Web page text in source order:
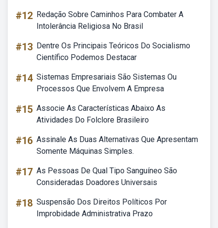
#12 Redação Sobre Caminhos Para Combater A
Intolerância Religiosa No Brasil
#13 Dentre Os Principais Teóricos Do Socialismo
Científico Podemos Destacar
#14 Sistemas Empresariais São Sistemas Ou
Processos Que Envolvem A Empresa
#15 Associe As Características Abaixo As
Atividades Do Folclore Brasileiro
#16 Assinale As Duas Alternativas Que Apresentam
Somente Máquinas Simples.
#17 As Pessoas De Qual Tipo Sanguíneo São
Consideradas Doadores Universais
#18 Suspensão Dos Direitos Políticos Por
Improbidade Administrativa Prazo